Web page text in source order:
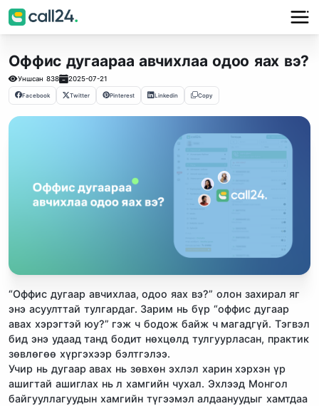
Оффис дугаараа авчихлаа одоо яах вэ?
Уншсан 838 2025-07-21
Facebook Twitter Pinterest Linkedin Copy
“Оффис дугаар авчихлаа, одоо яах вэ?” олон захирал яг
энэ асуулттай тулгардаг. Зарим нь бүр “оффис дугаар
авах хэрэгтэй юу?” гэж ч бодож байж ч магадгүй. Тэгвэл
бид энэ удаад танд бодит нөхцөлд тулгуурласан, практик
зөвлөгөө хүргэхээр бэлтгэлээ.
Учир нь дугаар авах нь зөвхөн эхлэл харин хэрхэн үр
ашигтай ашиглах нь л хамгийн чухал. Эхлээд Монгол
байгууллагуудын хамгийн түгээмэл алдаануудыг хамтдаа